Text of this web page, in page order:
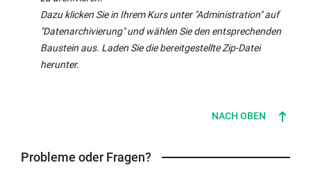
Dazu klicken Sie in Ihrem Kurs unter "Administration" auf
"Datenarchivierung" und wählen Sie den entsprechenden
Baustein aus. Laden Sie die bereitgestellte Zip-Datei
herunter.
NACH OBEN
Probleme oder Fragen?